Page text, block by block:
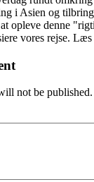
i Asien og
opleve denne
vores rejse.
not be published.